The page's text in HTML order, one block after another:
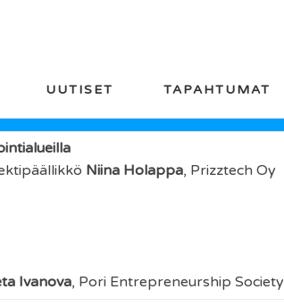
UUTISET TAPAHTUMAT
Niina Holappa, Prizztech Oy
Ivanova, Pori Entrepreneurship Society